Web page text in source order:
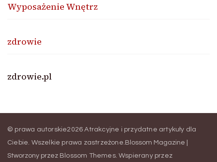
Wyposażenie Wnętrz
zdrowie
zdrowie.pl
© prawa autorskie2026Atrakcyjne i przydatne artykuły dla
Ciebie. Wszelkie prawa zastrzeżone. Blossom Magazine |
Stworzony przez Blossom Themes. Wspierany przez